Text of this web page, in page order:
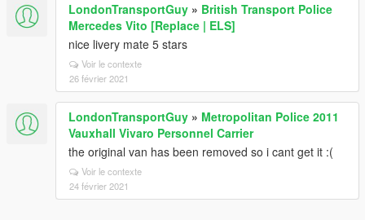
LondonTransportGuy » British Transport Police
Mercedes Vito [Replace | ELS]
nice livery mate 5 stars
Voir le contexte
26 février 2021
LondonTransportGuy » Metropolitan Police 2011
Vauxhall Vivaro Personnel Carrier
the original van has been removed so i cant get it :(
Voir le contexte
24 février 2021